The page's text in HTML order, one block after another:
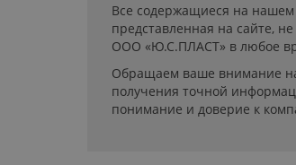
Все содержащиеся на
представленная на сайте,
ООО «Ю.С.ПЛАСТ» в любое
Обращаем ваше внимание
получения точной
понимание и доверие к